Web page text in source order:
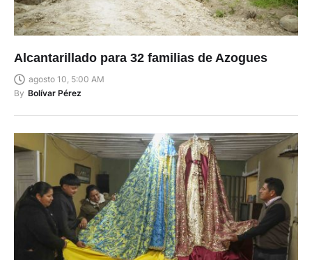
agosto 10, 5:00 AM
By Bolívar Pérez